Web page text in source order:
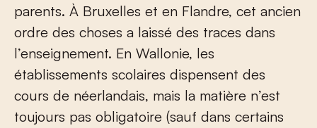
parents. À Bruxelles et en Flandre, cet ancien
ordre des choses a laissé des traces dans
l’enseignement. En Wallonie, les
établissements scolaires dispensent des
cours de néerlandais, mais la matière n’est
toujours pas obligatoire (sauf dans certains